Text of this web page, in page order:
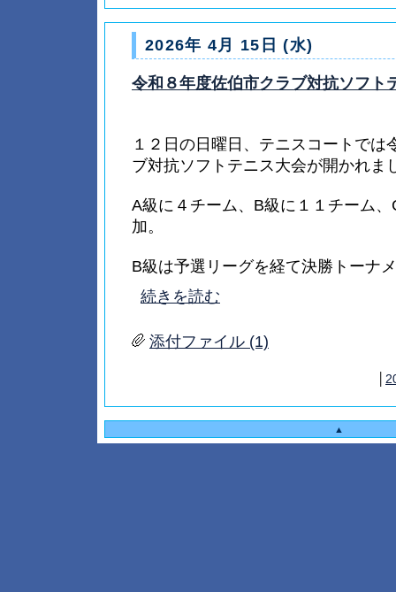
2026年 4月 15日 (水)
令和８年度佐伯市クラブ対抗ソフト
１２日の日曜日、テニスコートでは
ブ対抗ソフトテニス大会が開かれま
A級に４チーム、B級に１１チーム
加。
B級は予選リーグを経て決勝トーナ
続きを読む
添付ファイル (1)
▲